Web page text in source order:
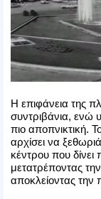
Η επιφάνεια της
συντριβάνια, ενώ
πιο αποπνικτική.
αρχίσει να
κέντρου που δίνει
μετατρέποντας
αποκλείοντας